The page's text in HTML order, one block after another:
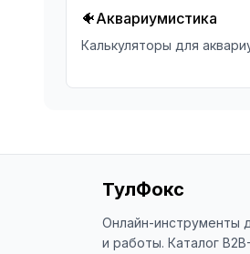
🐠Аквариумистика
Калькуляторы для
ТулФокс
Онлайн-инструменты
и работы. Каталог